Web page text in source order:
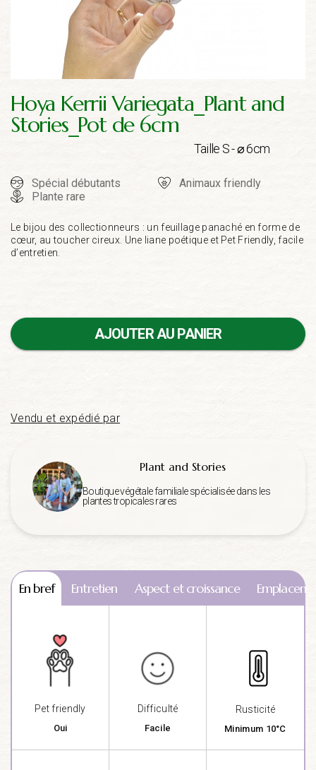
Hoya Kerrii Variegata_Plant and
Stories_Pot de 6cm
Taille S - ⌀ 6cm
Spécial débutants
Animaux friendly
Plante rare
Le bijou des collectionneurs : un feuillage panaché en forme de
cœur, au toucher cireux. Une liane poétique et Pet Friendly, facile
d’entretien.
AJOUTER AU PANIER
Vendu et expédié par
Plant and Stories
Boutique végétale familiale spécialisée dans les
plantes tropicales rares
En bref Entretien Aspect et croissance
Pet friendly
Oui
Difficulté
Facile
Rusticité
Minimum 10°C